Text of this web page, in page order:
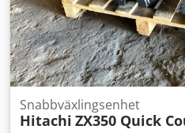
Snabbväxlingsenhet
Hitachi ZX350 Quick